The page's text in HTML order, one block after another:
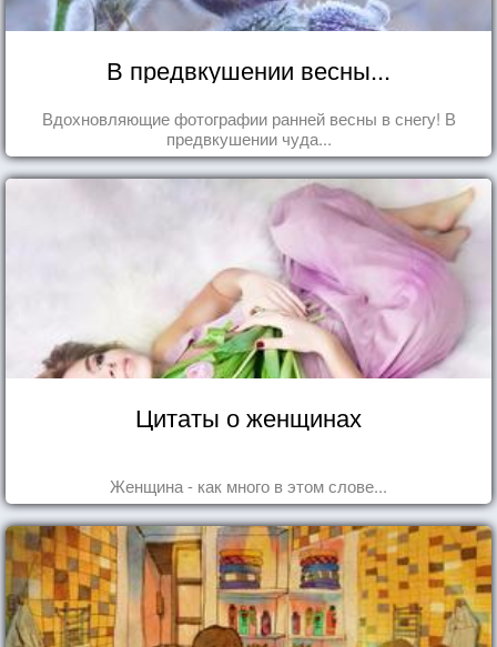
В предвкушении весны...
Вдохновляющие фотографии ранней весны в снегу! В
предвкушении чуда...
Цитаты о женщинах
Женщина - как много в этом слове...